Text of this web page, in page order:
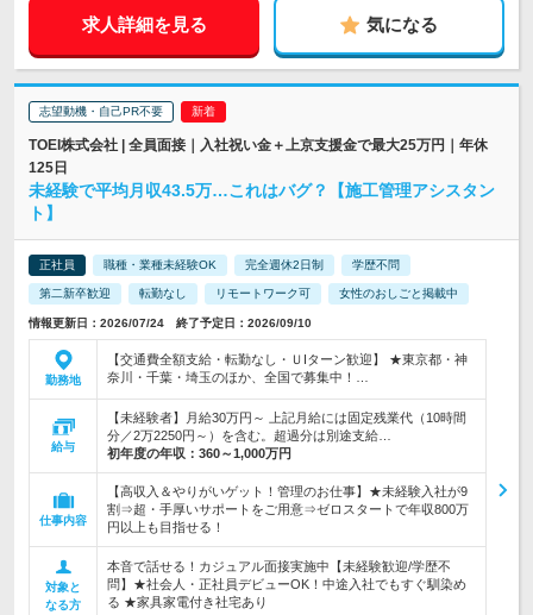
求人詳細を見る 気になる
志望動機・自己PR不要
TOEI株式会社 | 全員面接｜入社祝い金＋上京支援金で最大25万円｜年休
125日
未経験で平均月収43.5万…これはバグ？【施工管理アシスタン
ト】
正社員 職種・業種未経験OK 完全週休2日制 学歴不問
第二新卒歓迎 転勤なし リモートワーク可 女性のおしごと掲載中
情報更新日：2026/07/24 終了予定日：2026/09/10
勤務地
【交通費全額支給・転勤なし・ＵIターン歓迎】 ★東京都・神
奈川・千葉・埼玉のほか、全国で募集中！…
給与
【未経験者】月給30万円～ 上記月給には固定残業代（10時間
分／2万2250円～）を含む。超過分は別途支給…
初年度の年収： 360～1,000万円
仕事内容
【高収入＆やりがいゲット！管理のお仕事】★未経験入社が9
割⇒超・手厚いサポートをご用意⇒ゼロスタートで年収800万
円以上も目指せる！
対象と
なる方
本音で話せる！カジュアル面接実施中【未経験歓迎/学歴不
問】★社会人・正社員デビューOK！中途入社でもすぐ馴染め
る ★家具家電付き社宅あり